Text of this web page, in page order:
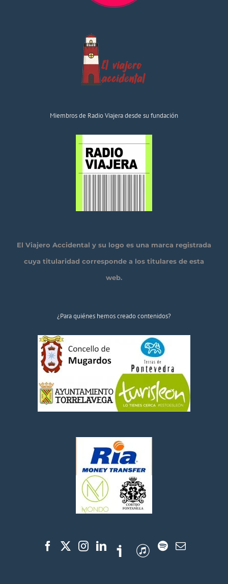
Miembros de Radio Viajera desde su fundación
El Viajero Accidental y su logo es una marca registrada
cuya titularidad corresponde a los titulares de esta
web.
¿Para quiénes hemos creado contenidos?